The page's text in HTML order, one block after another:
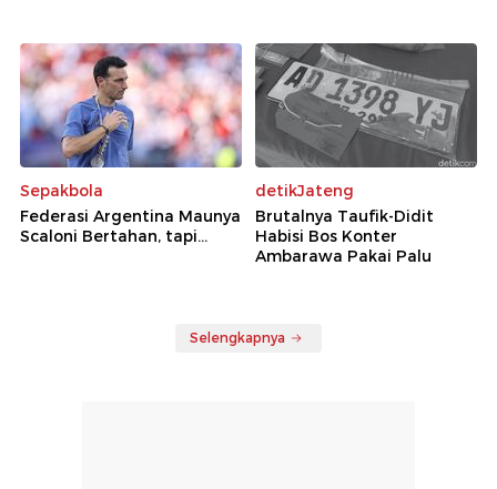
Sepakbola
Federasi Argentina Maunya
Scaloni Bertahan, tapi...
detikJateng
Brutalnya Taufik-Didit
Habisi Bos Konter
Ambarawa Pakai Palu
Selengkapnya